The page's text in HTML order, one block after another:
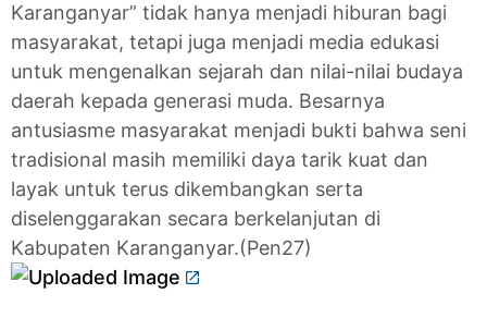
Karanganyar” tidak hanya menjadi hiburan bagi
masyarakat, tetapi juga menjadi media edukasi
untuk mengenalkan sejarah dan nilai-nilai budaya
daerah kepada generasi muda. Besarnya
antusiasme masyarakat menjadi bukti bahwa seni
tradisional masih memiliki daya tarik kuat dan
layak untuk terus dikembangkan serta
diselenggarakan secara berkelanjutan di
Kabupaten Karanganyar.(Pen27)